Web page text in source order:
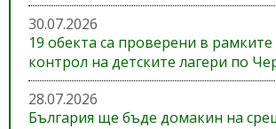
30.07.2026
19 обекта са проверени в рамките
контрол на детските лагери по
28.07.2026
България ще бъде домакин на